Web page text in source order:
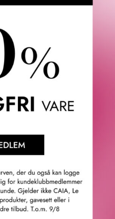
HYPNÔSE DRAMA MASCARA
BLACK 6,5 ML
465